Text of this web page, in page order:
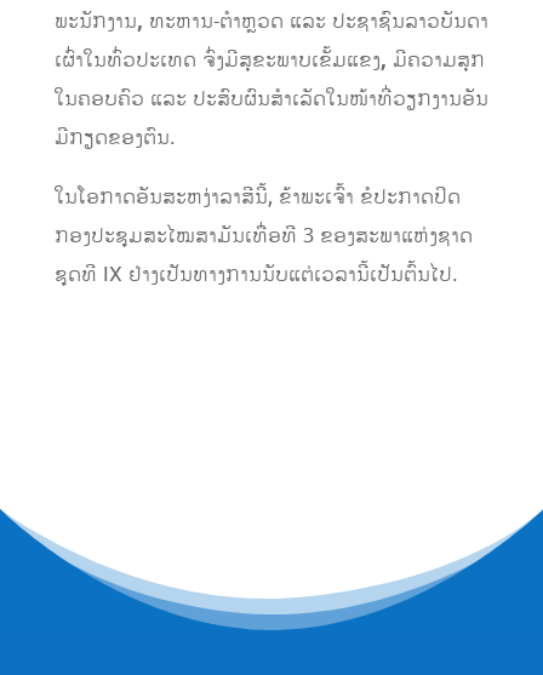
ພະນັກງານ, ທະຫານ-ຕຳຫຼວດ ແລະ ປະຊາຊົນລາວບັນດາ
ເຜົ່າໃນທົ່ວປະເທດ ຈົ່ງມີສຸຂະພາບເຂັ້ມແຂງ, ມີຄວາມສຸກ
ໃນຄອບຄົວ ແລະ ປະສົບຜົນສໍາເລັດໃນໜ້າທີ່ວຽກງານອັນ
ມີກຽດຂອງຕົນ.
ໃນໂອກາດອັນສະຫງ່າລາສີນີ້, ຂ້າພະເຈົ້າ ຂໍປະກາດປິດ
ກອງປະຊຸມສະໄໝສາມັນເທື່ອທີ 3 ຂອງສະພາແຫ່ງຊາດ
ຊຸດທີ IX ຢ່າງເປັນທາງການນັບແຕ່ເວລານີ້ເປັນຕົ້ນໄປ.